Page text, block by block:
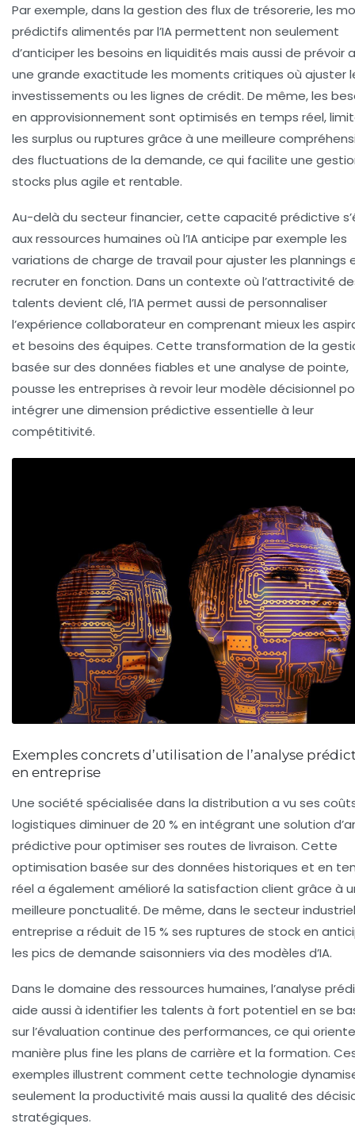
Par exemple, dans la gestion des flux de trésorerie, les
prédictifs alimentés par l’IA permettent non seulement
d’anticiper les besoins en liquidités mais aussi de prévoir
une grande exactitude les moments critiques où ajuster
investissements ou les lignes de crédit. De même, les
en approvisionnement sont optimisés en temps réel,
les surplus ou ruptures grâce à une meilleure
des fluctuations de la demande, ce qui facilite une
stocks plus agile et rentable.
Au-delà du secteur financier, cette capacité prédictive
aux ressources humaines où l’IA anticipe par exemple les
variations de charge de travail pour ajuster les plannings
recruter en fonction. Dans un contexte où l’attractivité
talents devient clé, l’IA permet aussi de personnaliser
l’expérience collaborateur en comprenant mieux les
et besoins des équipes. Cette transformation de la
basée sur des données fiables et une analyse de pointe,
pousse les entreprises à revoir leur modèle décisionnel
intégrer une dimension prédictive essentielle à leur
compétitivité.
Exemples concrets d’utilisation de l’analyse
en entreprise
Une société spécialisée dans la distribution a vu ses
logistiques diminuer de 20 % en intégrant une solution
prédictive pour optimiser ses routes de livraison. Cette
optimisation basée sur des données historiques et en
réel a également amélioré la satisfaction client grâce à
meilleure ponctualité. De même, dans le secteur
entreprise a réduit de 15 % ses ruptures de stock en
les pics de demande saisonniers via des modèles d’IA.
Dans le domaine des ressources humaines, l’analyse
aide aussi à identifier les talents à fort potentiel en se
sur l’évaluation continue des performances, ce qui
manière plus fine les plans de carrière et la formation.
exemples illustrent comment cette technologie
seulement la productivité mais aussi la qualité des
stratégiques.